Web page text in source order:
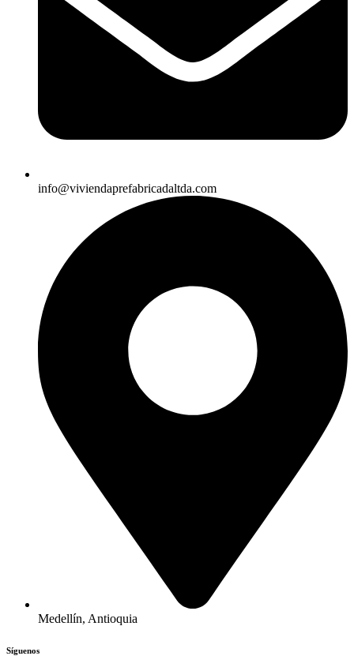
info@viviendaprefabricadaltda.com
Medellín, Antioquia
Síguenos